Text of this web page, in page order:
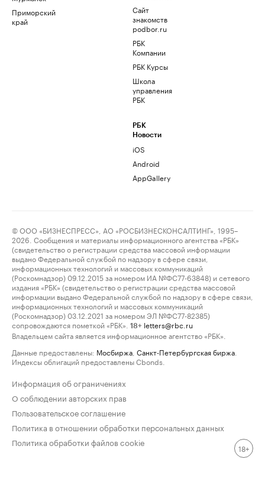
Приморский
край
Сайт
знакомств
podbor.ru
РБК
Компании
РБК Курсы
Школа
управления
РБК
РБК
Новости
iOS
Android
AppGallery
© ООО «БИЗНЕСПРЕСС», АО «РОСБИЗНЕСКОНСАЛТИНГ», 1995–
2026. Сообщения и материалы информационного агентства «РБК»
(свидетельство о регистрации средства массовой информации
выдано Федеральной службой по надзору в сфере связи,
информационных технологий и массовых коммуникаций
(Роскомнадзор) 09.12.2015 за номером ИА №ФС77-63848) и сетевого
издания «РБК» (свидетельство о регистрации средства массовой
информации выдано Федеральной службой по надзору в сфере связи,
информационных технологий и массовых коммуникаций
(Роскомнадзор) 03.12.2021 за номером ЭЛ №ФС77-82385)
сопровождаются пометкой «РБК».
18+ letters@rbc.ru
Владельцем сайта является информационное агентство «РБК».
Данные предоставлены: Мосбиржа Санкт-Петербургская биржа
Индексы облигаций предоставлены Cbonds.
Информация об ограничениях
О соблюдении авторских прав
Пользовательское соглашение
Политика в отношении обработки персональных данных
Политика обработки файлов cookie
18+